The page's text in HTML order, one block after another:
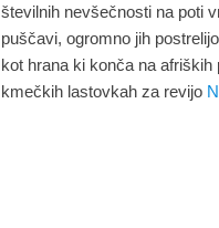
številnih nevšečnosti na poti
puščavi, ogromno jih
kot hrana ki konča na
kmečkih lastovkah za revijo